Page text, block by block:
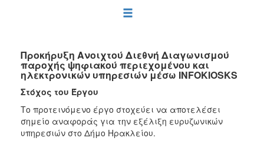
ΕΠΙΣΚΕΠΤΗΣ
ΗΡΑΚΛΕΙΟ
Προκήρυξη Ανοιχτού Διεθνή Διαγωνισμού
παροχής ψηφιακού περιεχομένου και
ηλεκτρονικών υπηρεσιών μέσω INFOKIOSKS
Στόχος του Έργου
Το προτεινόμενο έργο στοχεύει να αποτελέσει
σημείο αναφοράς για την εξέλιξη ευρυζωνικών
υπηρεσιών στο Δήμο Ηρακλείου.